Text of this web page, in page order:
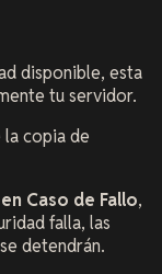
disponible, esta
tu servidor.
copia de
Caso de Fallo,
falla, las
detendrán.